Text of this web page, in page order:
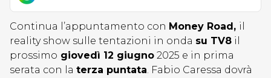
Continua l’appuntamento con Money Road, il
reality show sulle tentazioni in onda su TV8 il
prossimo giovedì 12 giugno 2025 e in prima
serata con la terza puntata. Fabio Caressa dovrà